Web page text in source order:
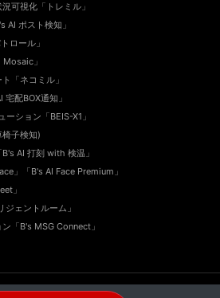
可視化「トレミル」
AI ポスト検知」
ロール」
」
「ネコミル」
配BOX通知」
ション「BEIS-X1」
子検知)
AI 打刻 with 検温」
」「B's AI Face Premium」
」
ジェントルーム」
「B's MSG Connect」